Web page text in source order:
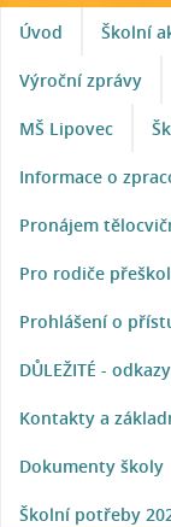
Úvod Školní
Výroční zprávy
MŠ Lipovec
Informace o
Pronájem
Pro rodiče
Prohlášení o
DŮLEŽITÉ -
Kontakty a
Dokumenty školy
Školní potřeby